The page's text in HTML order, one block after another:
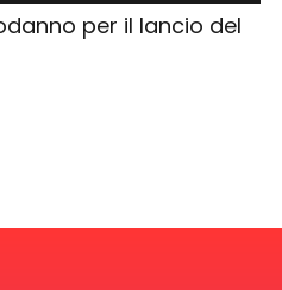
per il lancio del